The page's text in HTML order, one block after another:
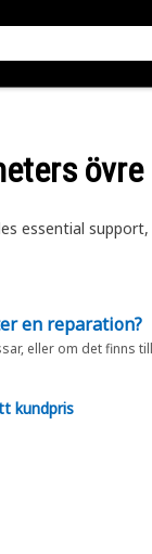
essential
en reparation?
eller om det finns
kundpris